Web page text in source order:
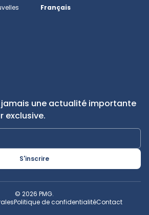
Français
jamais une actualité importante
exclusive.
S'inscrire
© 2026 PMG.
Politique de confidentialitéContact